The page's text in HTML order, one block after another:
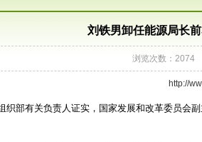
刘铁男卸任能源局长
浏览次数：
http://
部有关负责人证实，国家发展和改革委员会